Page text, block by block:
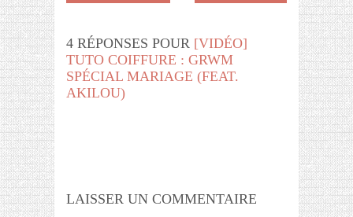
4 RÉPONSES POUR [VIDÉO]
TUTO COIFFURE : GRWM
SPÉCIAL MARIAGE (FEAT.
AKILOU)
LAISSER UN COMMENTAIRE